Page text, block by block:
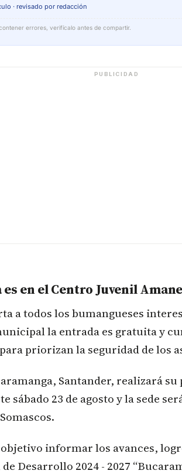
· revisado por redacción
errores, verifícalo antes de compartir.
PUBLICIDAD
en el Centro Juvenil
a todos los bumangueses
la entrada es gratuita y
priorizan la seguridad de los
Santander, realizará
sábado 23 de agosto y la sede
informar los avances,
Desarrollo 2024 - 2027